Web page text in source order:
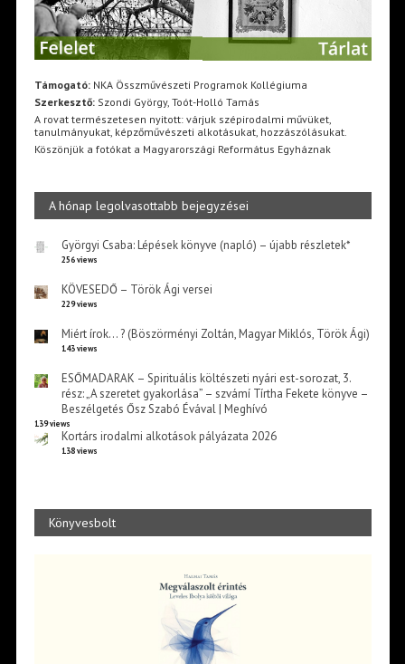
Támogató:NKA Összművészeti Programok Kollégiuma
Szerkesztő:Szondi György, Toót-Holló Tamás
A rovat természetesen nyitott: várjuk szépirodalmi művüket,
tanulmányukat, képzőművészeti alkotásukat, hozzászólásukat.
Köszönjük a fotókat a Magyarországi Református Egyháznak
A hónap legolvasottabb bejegyzései
Györgyi Csaba: Lépések könyve (napló) – újabb részletek*
256 views
KÖVESEDŐ – Török Ági versei
229 views
Miért írok… ? (Böszörményi Zoltán, Magyar Miklós, Török Ági)
143 views
ESŐMADARAK – Spirituális költészeti nyári est-sorozat, 3.
rész: „A szeretet gyakorlása” – szvámí Tírtha Fekete könyve –
Beszélgetés Ősz Szabó Évával | Meghívó
139 views
Kortárs irodalmi alkotások pályázata 2026
138 views
Könyvesbolt